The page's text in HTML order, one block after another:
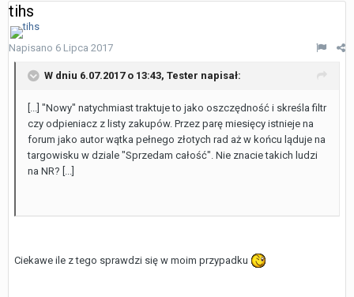
tihs
Napisano 6 Lipca 2017
W dniu 6.07.2017 o 13:43, Tester napisał:
[...] "Nowy" natychmiast traktuje to jako oszczędność i skreśla filtr
czy odpieniacz z listy zakupów. Przez parę miesięcy istnieje na
forum jako autor wątka pełnego złotych rad aż w końcu ląduje na
targowisku w dziale "Sprzedam całość". Nie znacie takich ludzi
na NR? [...]
Ciekawe ile z tego sprawdzi się w moim przypadku